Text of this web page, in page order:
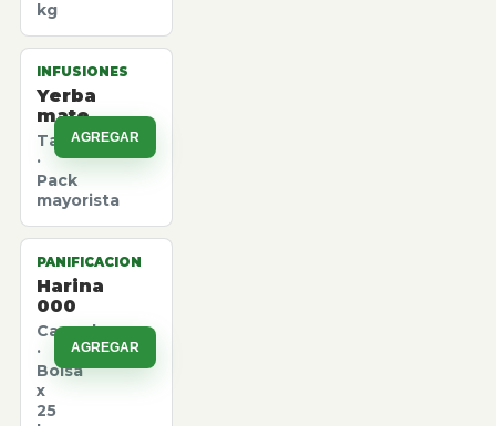
kg
INFUSIONES
Yerba
mate
Taragui
·
Pack
mayorista
AGREGAR
PANIFICACION
Harina
000
Canuelas
·
Bolsa
x
25
AGREGAR